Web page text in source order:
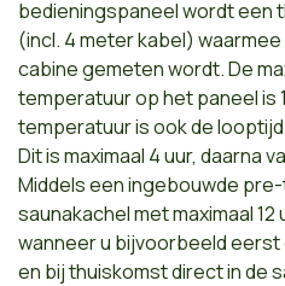
bedieningspaneel wordt een
(incl. 4 meter kabel)
cabine gemeten wordt. De
temperatuur op het paneel is
temperatuur is ook de
Dit is maximaal 4 uur, daarna
Middels een ingebouwde
saunakachel met maximaal
wanneer u bijvoorbeeld
en bij thuiskomst direct in de